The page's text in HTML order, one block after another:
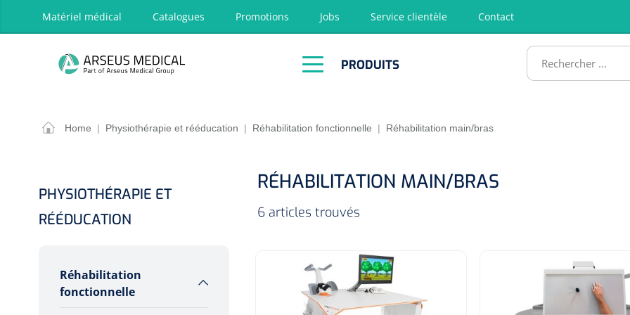
Ga naar de hoofdnavigatie
Matériel médical Catalogues Promotions Jobs Service clientèle Contact
PRODUITS
Accueil
Traitement
Premiers secours & Réanimation
OPTIONS
Home | Physiothérapie et rééducation | Réhabilitation fonctionnelle | Réhabilitation main/bras
PHYSIOTHÉRAPIE ET
RÉÉDUCATION
Réhabilitation
fonctionnelle
RÉHABILITATION MAIN/BRAS
6 articles trouvés